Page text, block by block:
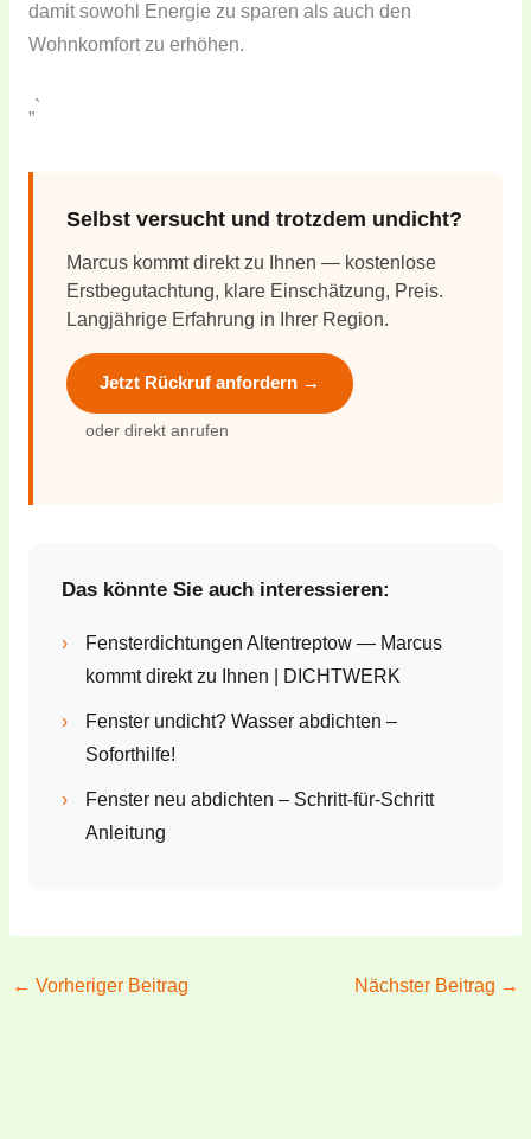
damit sowohl Energie zu sparen als auch den
Wohnkomfort zu erhöhen.
„`
Selbst versucht und trotzdem undicht?
Marcus kommt direkt zu Ihnen — kostenlose
Erstbegutachtung, klare Einschätzung, Preis.
Langjährige Erfahrung in Ihrer Region.
Jetzt Rückruf anfordern →
oder direkt anrufen
Das könnte Sie auch interessieren:
›
Fensterdichtungen Altentreptow — Marcus
kommt direkt zu Ihnen | DICHTWERK
›
Fenster undicht? Wasser abdichten –
Soforthilfe!
›
Fenster neu abdichten – Schritt-für-Schritt
Anleitung
← Vorheriger Beitrag Nächster Beitrag →